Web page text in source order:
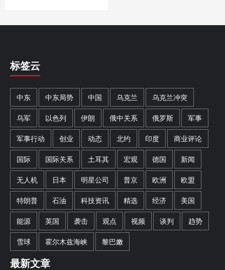
标签云
中东 中东局势 中国 乌克兰 乌克兰冲突
乌军 以色列 伊朗 俄中关系 俄罗斯 军事
军事行动 创业 动态 北约 印度 商业评论
国际 国际关系 土耳其 宏观 德国 新闻
无人机 日本 明星公司 普京 欧洲 欧盟
特朗普 石油 科技资讯 精选 经济 美国
能源 英国 袭击 观点 视频 谈判 趋势
雪球 霍尔木兹海峡 黎巴嫩
最新文章